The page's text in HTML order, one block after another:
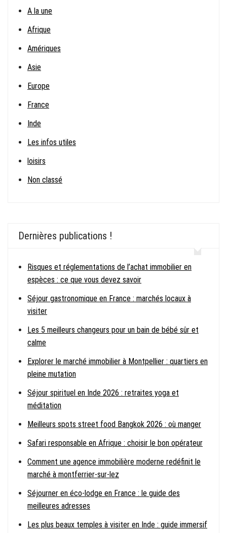
A la une
Afrique
Amériques
Asie
Europe
France
Inde
Les infos utiles
loisirs
Non classé
Dernières publications !
Risques et réglementations de l’achat immobilier en
espèces : ce que vous devez savoir
Séjour gastronomique en France : marchés locaux à
visiter
Les 5 meilleurs changeurs pour un bain de bébé sûr et
calme
Explorer le marché immobilier à Montpellier : quartiers en
pleine mutation
Séjour spirituel en Inde 2026 : retraites yoga et
méditation
Meilleurs spots street food Bangkok 2026 : où manger
Safari responsable en Afrique : choisir le bon opérateur
Comment une agence immobilière moderne redéfinit le
marché à montferrier-sur-lez
Séjourner en éco-lodge en France : le guide des
meilleures adresses
Les plus beaux temples à visiter en Inde : guide immersif